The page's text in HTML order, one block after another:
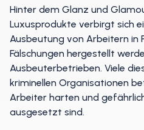
Hinter dem Glanz und
Luxusprodukte verbirgt sich
Ausbeutung von Arbeitern in
Fälschungen hergestellt
Ausbeuterbetrieben. Viele
kriminellen Organisationen
Arbeiter harten und
ausgesetzt sind.